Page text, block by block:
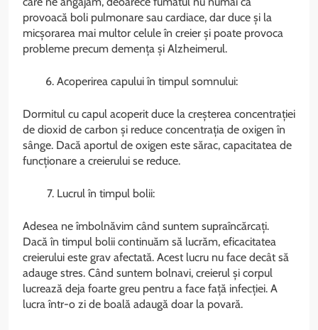
provoacă boli pulmonare sau cardiace, dar duce și la
micșorarea mai multor celule în creier și poate provoca
probleme precum demența și Alzheimerul.
Acoperirea capului în timpul somnului:
Dormitul cu capul acoperit duce la creșterea concentrației
de dioxid de carbon și reduce concentrația de oxigen în
sânge. Dacă aportul de oxigen este sărac, capacitatea de
funcționare a creierului se reduce.
Lucrul în timpul bolii:
Adesea ne îmbolnăvim când suntem supraîncărcați.
Dacă în timpul bolii continuăm să lucrăm, eficacitatea
creierului este grav afectată. Acest lucru nu face decât să
adauge stres. Când suntem bolnavi, creierul și corpul
lucrează deja foarte greu pentru a face față infecției. A
lucra într-o zi de boală adaugă doar la povară.